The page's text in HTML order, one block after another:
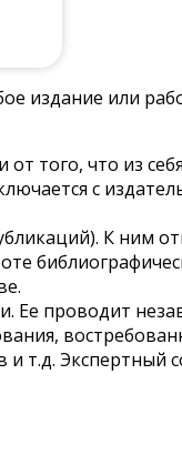
издание или
того, что из
с
К ним
Ее проводит
т.д. Экспертный